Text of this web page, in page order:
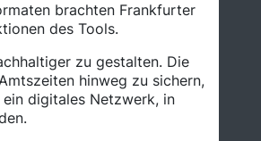
brachten Frankfurter
des Tools.
zu gestalten. Die
hinweg zu sichern,
digitales Netzwerk, in